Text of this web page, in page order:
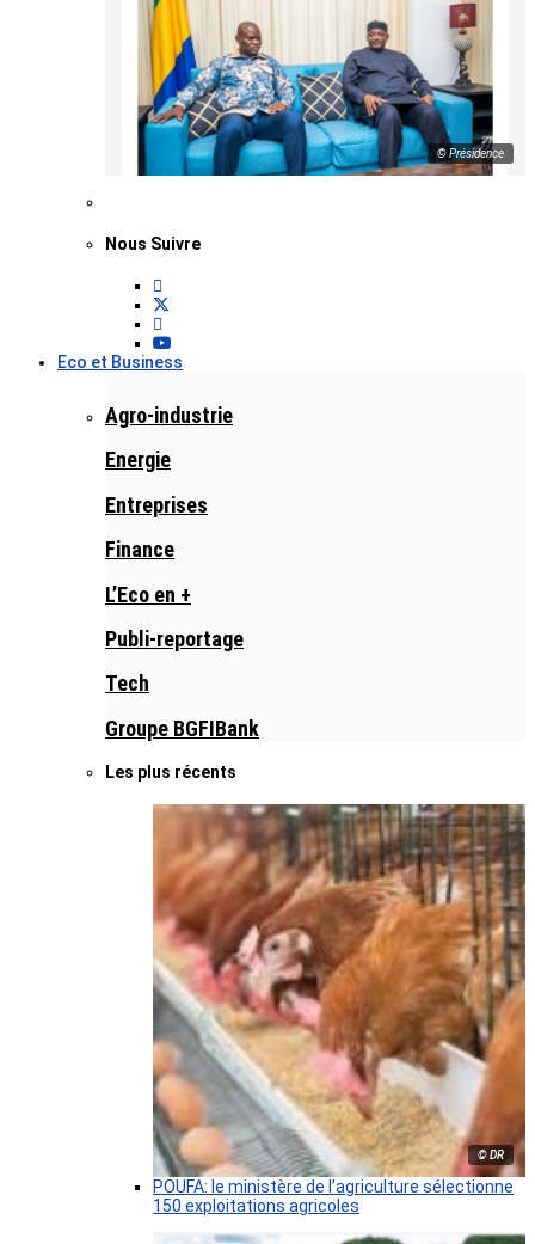
© Présidence
Nous Suivre
Eco et Business
Agro-industrie
Energie
Entreprises
Finance
L’Eco en +
Publi-reportage
Tech
Groupe BGFIBank
Les plus récents
© DR
POUFA: le ministère de l’agriculture sélectionne
150 exploitations agricoles